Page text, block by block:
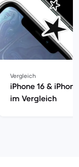
Vergleich
iPhone 16 &
im Vergleich